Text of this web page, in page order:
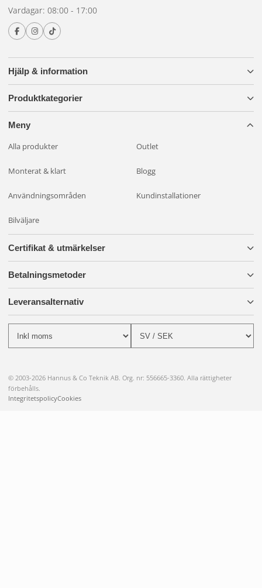
enastående prestanda för både bilens fönster och hemmets
glasytor.
Hjälp & information
Produktkategorier
Meny
Alla produkter Outlet
Monterat & klart Blogg
Användningsområden Kundinstallationer
Bilväljare
Vardagar: 08:00 - 17:00
Certifikat & utmärkelser
Betalningsmetoder
Leveransalternativ
© 2003-2026 Hannus & Co Teknik AB. Org. nr: 556665-3360. Alla rättigheter
förbehålls.
IntegritetspolicyCookies